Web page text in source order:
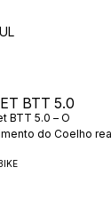
Com 35 km de
promove o
descoberta das
de preparação.
BTT 5.0
BTT 5.0 – O
do Coelho
de 2025, com